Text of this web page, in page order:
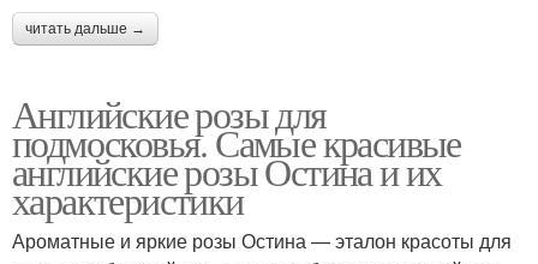
читать дальше →
Английские розы для
подмосковья. Самые красивые
английские розы Остина и их
характеристики
Ароматные и яркие розы Остина — эталон красоты для